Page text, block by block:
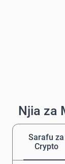
Njia za
Sarafu za
Crypto